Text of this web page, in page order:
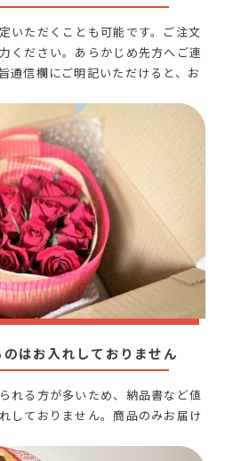
いただくことも可能です。ご注文
ください。あらかじめ先方へご連
通信欄にご明記いただけると、お
はお入れしておりません
れる方が多いため、納品書など値
しておりません。商品のみお届け